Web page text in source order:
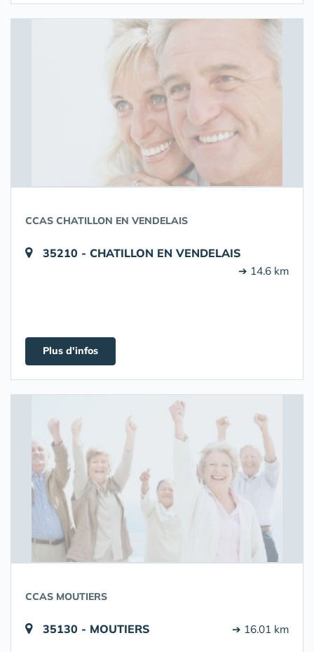
CCAS CHATILLON EN VENDELAIS
35210 - CHATILLON EN VENDELAIS
➔ 14.6 km
Plus d'infos
CCAS MOUTIERS
35130 - MOUTIERS ➔ 16.01 km